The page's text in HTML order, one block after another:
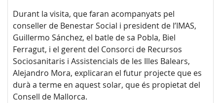
Durant la visita, que faran acompanyats pel
conseller de Benestar Social i president de l’IMAS,
Guillermo Sánchez, el batle de sa Pobla, Biel
Ferragut, i el gerent del Consorci de Recursos
Sociosanitaris i Assistencials de les Illes Balears,
Alejandro Mora, explicaran el futur projecte que es
durà a terme en aquest solar, que és propietat del
Consell de Mallorca.